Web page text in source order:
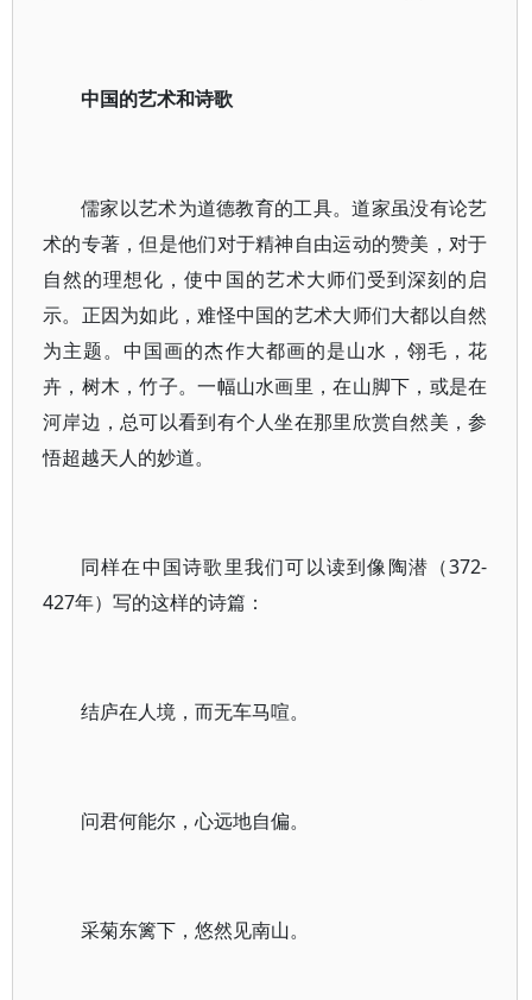
中国的艺术和诗歌
儒家以艺术为道德教育的工具。道家虽没有论艺
术的专著，但是他们对于精神自由运动的赞美，对于
自然的理想化，使中国的艺术大师们受到深刻的启
示。正因为如此，难怪中国的艺术大师们大都以自然
为主题。中国画的杰作大都画的是山水，翎毛，花
卉，树木，竹子。一幅山水画里，在山脚下，或是在
河岸边，总可以看到有个人坐在那里欣赏自然美，参
悟超越天人的妙道。
同样在中国诗歌里我们可以读到像陶潜（372-
427年）写的这样的诗篇：
结庐在人境，而无车马喧。
问君何能尔，心远地自偏。
采菊东篱下，悠然见南山。